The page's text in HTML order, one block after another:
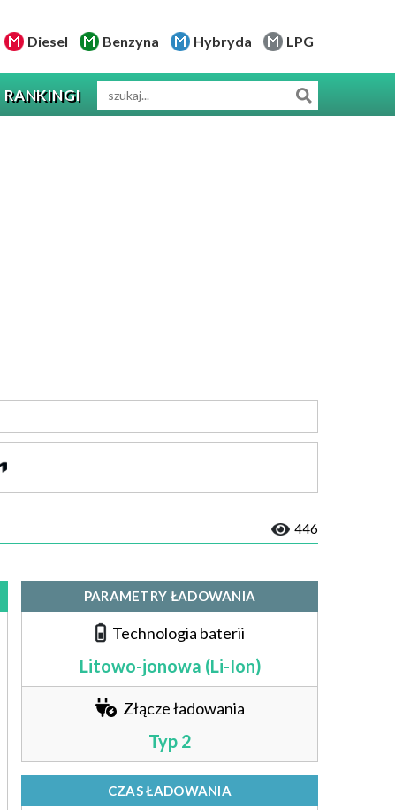
Diesel Benzyna Hybryda LPG
RANKINGI
446
PARAMETRY ŁADOWANIA
Technologia baterii
Litowo-jonowa (Li-Ion)
Złącze ładowania
Typ 2
CZAS ŁADOWANIA